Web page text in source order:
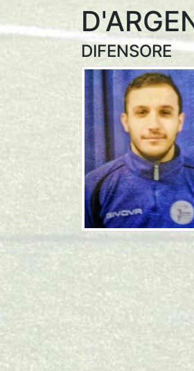
DIFENSORE